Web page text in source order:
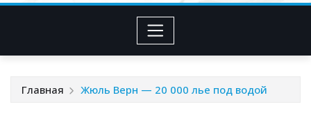
Главная Жюль Верн — 20 000 лье под водой